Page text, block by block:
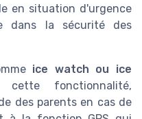
en situation d'urgence
dans la sécurité des
ice watch ou ice
fonctionnalité,
des parents en cas de